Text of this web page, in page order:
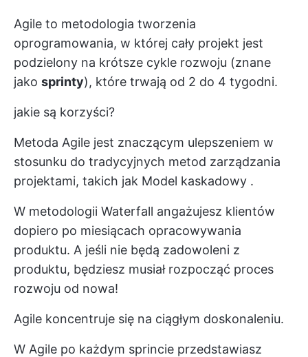
Agile to metodologia tworzenia
oprogramowania, w której cały projekt jest
podzielony na krótsze cykle rozwoju (znane
jako sprinty), które trwają od 2 do 4 tygodni.
jakie są korzyści?
Metoda Agile jest znaczącym ulepszeniem w
stosunku do tradycyjnych metod zarządzania
projektami, takich jak Model kaskadowy .
W metodologii Waterfall angażujesz klientów
dopiero po miesiącach opracowywania
produktu. A jeśli nie będą zadowoleni z
produktu, będziesz musiał rozpocząć proces
rozwoju od nowa!
Agile koncentruje się na ciągłym doskonaleniu.
W Agile po każdym sprincie przedstawiasz